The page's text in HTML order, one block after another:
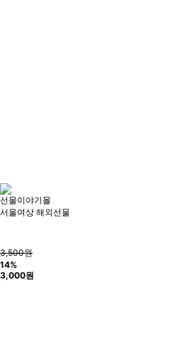
선물이야기몰
서울여상 해외선물
3,500원
14%
3,000원